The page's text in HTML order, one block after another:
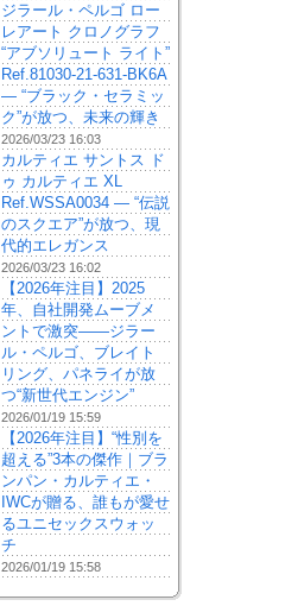
ジラール・ペルゴ ロー
レアート クロノグラフ
“アブソリュート ライト”
Ref.81030-21-631-BK6A
— “ブラック・セラミッ
ク”が放つ、未来の輝き
2026/03/23 16:03
カルティエ サントス ド
ゥ カルティエ XL
Ref.WSSA0034 — “伝説
のスクエア”が放つ、現
代的エレガンス
2026/03/23 16:02
【2026年注目】2025
年、自社開発ムーブメ
ントで激突——ジラー
ル・ペルゴ、ブレイト
リング、パネライが放
つ“新世代エンジン”
2026/01/19 15:59
【2026年注目】“性別を
超える”3本の傑作｜ブラ
ンパン・カルティエ・
IWCが贈る、誰もが愛せ
るユニセックスウォッ
チ
2026/01/19 15:58